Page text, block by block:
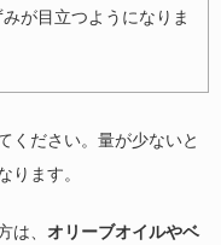
が目立つようになりま
ください。量が少ないと
ります。
は、 オリーブオイルやベ